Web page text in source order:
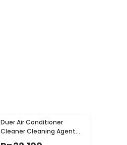
Duer Air Conditioner
Cleaner Cleaning Agent